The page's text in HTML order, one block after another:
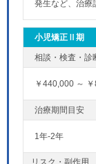
発生など、治療
小児矯正Ⅱ期
￥440,000 ～
1年-2年
リスク・副作用